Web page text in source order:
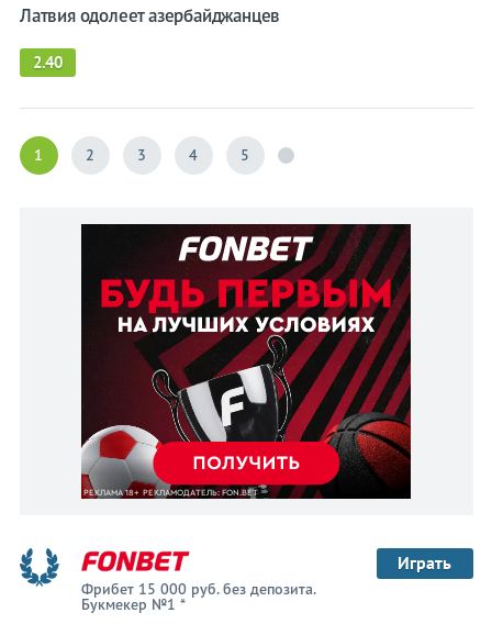
Латвия одолеет азербайджанцев
2.40
1 2 3 4 5
Фрибет 15 000 руб. без депозита.
Букмекер №1 *
Играть